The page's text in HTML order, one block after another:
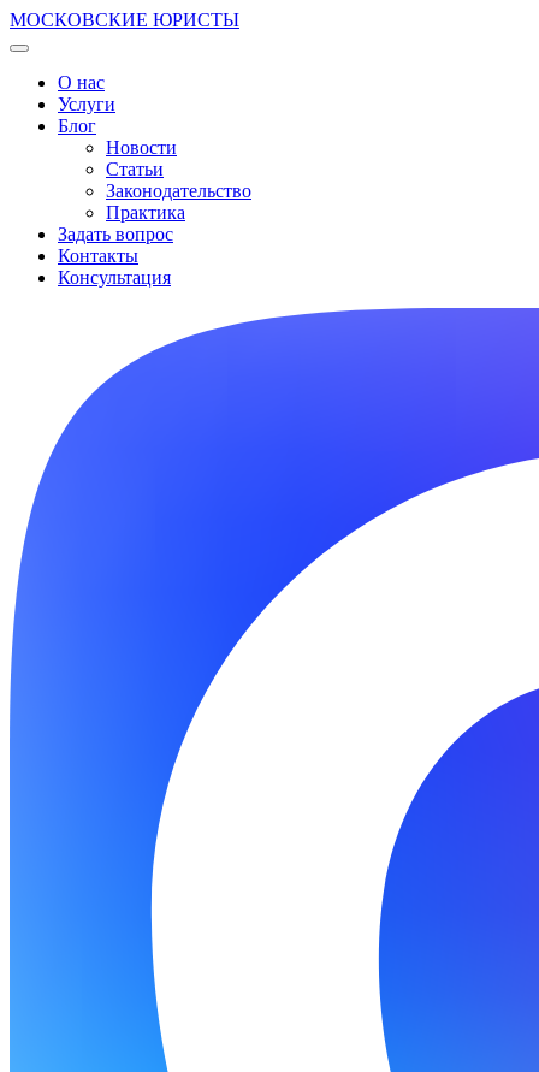
МОСКОВСКИЕ ЮРИСТЫ
О нас
Услуги
Блог
Новости
Статьи
Законодательство
Практика
Задать вопрос
Контакты
Консультация